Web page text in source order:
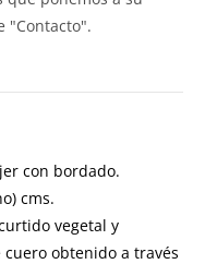
"Contacto".
con bordado.
cms.
vegetal y
obtenido a través